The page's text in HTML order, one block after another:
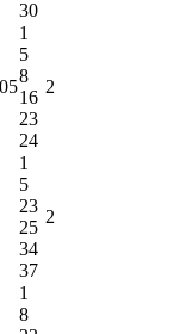
30
1
5
8
16
23
24
2
1
5
23
25
34
37
2
1
8